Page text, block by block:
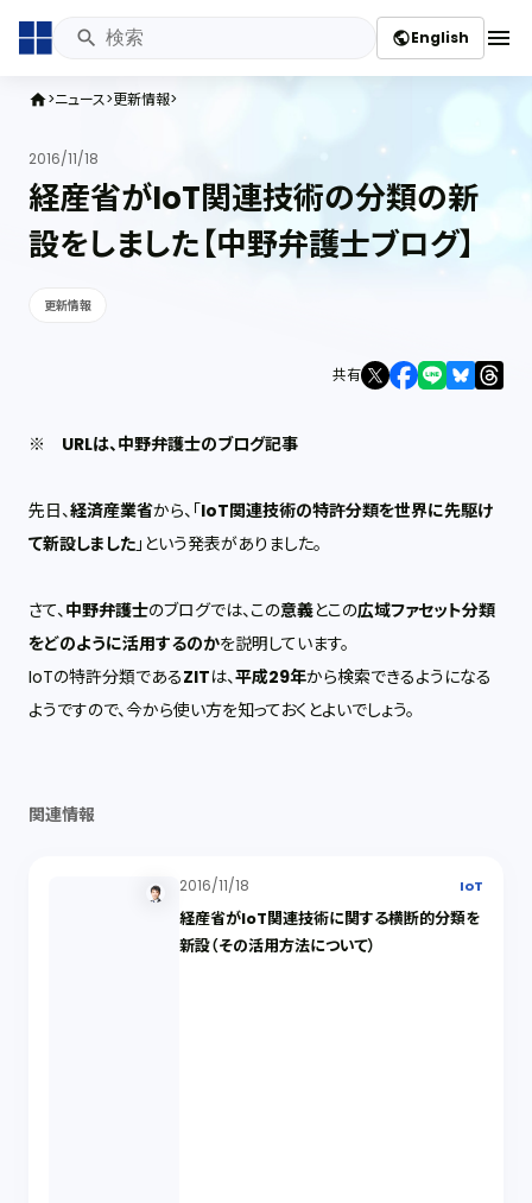
publicEnglish menu
home ニュース 更新情報
2016/11/18
経産省がIoT関連技術の分類の新
設をしました【中野弁護士ブログ】
更新情報
共有
※ URLは、中野弁護士のブログ記事
先日、経済産業省から、「IoT関連技術の特許分類を世界に先駆け
て新設しました」という発表がありました。
さて、中野弁護士のブログでは、この意義とこの広域ファセット分類
をどのように活用するのかを説明しています。
IoTの特許分類であるZITは、平成29年から検索できるようになる
ようですので、今から使い方を知っておくとよいでしょう。
関連情報
2016/11/18 IoT
経産省がIoT関連技術に関する横断的分類を
新設（その活用方法について）